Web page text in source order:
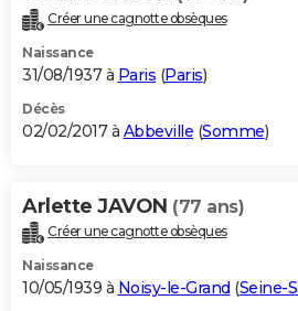
Créer une cagnotte obsèques
Naissance
31/08/1937 à Paris (Paris)
Décès
02/02/2017 à Abbeville (Somme)
Arlette JAVON (77 ans)
Créer une cagnotte obsèques
Naissance
10/05/1939 à Noisy-le-Grand (Seine-